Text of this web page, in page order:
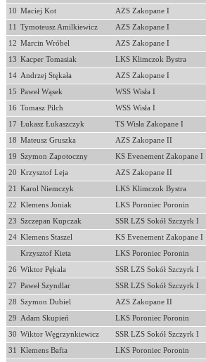
10 Maciej Kot AZS Zakopane I
11 Tymoteusz Amilkiewicz AZS Zakopane I
12 Marcin Wróbel AZS Zakopane I
13 Kacper Tomasiak LKS Klimczok Bystra
14 Andrzej Stękała AZS Zakopane I
15 Paweł Wąsek WSS Wisła I
16 Tomasz Pilch WSS Wisła I
17 Łukasz Łukaszczyk TS Wisła Zakopane I
18 Mateusz Gruszka AZS Zakopane II
19 Szymon Zapotoczny KS Evenement Zakopane I
20 Krzysztof Leja AZS Zakopane II
21 Karol Niemczyk LKS Klimczok Bystra
22 Klemens Joniak LKS Poroniec Poronin
23 Szczepan Kupczak SSR LZS Sokół Szczyrk I
24 Klemens Staszel KS Evenement Zakopane I
Krzysztof Kieta LKS Poroniec Poronin
26 Wiktor Pękala SSR LZS Sokół Szczyrk I
27 Paweł Szyndlar SSR LZS Sokół Szczyrk I
28 Szymon Dubiel AZS Zakopane II
29 Adam Skupień LKS Poroniec Poronin
30 Wiktor Węgrzynkiewicz SSR LZS Sokół Szczyrk I
31 Klemens Bafia LKS Poroniec Poronin